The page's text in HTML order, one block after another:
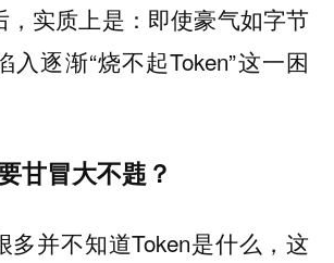
，实质上是：即使豪气如字节
入逐渐“烧不起Token”这一困
甘冒大不韪？
多并不知道Token是什么，这